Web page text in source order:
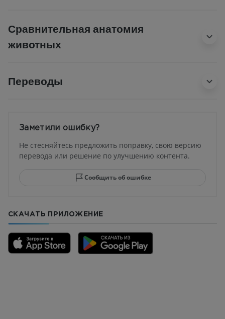
Сравнительная анатомия
животных
Переводы
Заметили ошибку?
Не стесняйтесь предложить поправку, свою версию
перевода или решение по улучшению контента.
Сообщить об ошибке
СКАЧАТЬ ПРИЛОЖЕНИЕ